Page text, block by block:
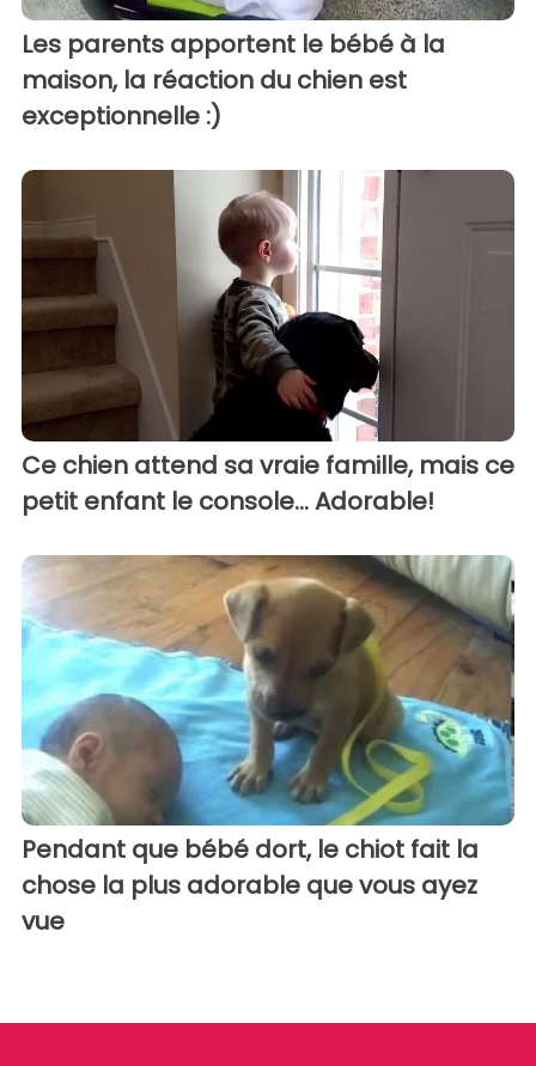
Les parents apportent le bébé à la
maison, la réaction du chien est
exceptionnelle :)
Ce chien attend sa vraie famille, mais ce
petit enfant le console... Adorable!
Pendant que bébé dort, le chiot fait la
chose la plus adorable que vous ayez
vue